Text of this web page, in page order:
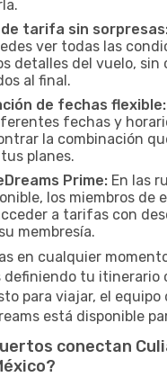
tarifa sin
ver todas las
detalles del vuelo, sin
al final.
de fechas flexible:
fechas y
la combinación
planes.
Prime: En las
los miembros de
a tarifas con
membresía.
en cualquier
tu itinerario
para viajar, el equipo
está disponible
conectan